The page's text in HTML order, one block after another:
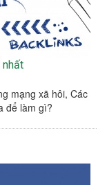
nhất
mạng xã hôi, Các
để làm gì?